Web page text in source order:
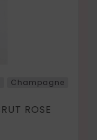
Champagne
ROSE